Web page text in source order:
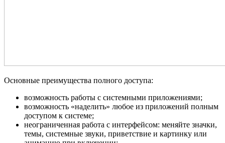
Основные преимущества полного доступа:
возможность работы с системными приложениями;
возможность «наделить» любое из приложений полным
доступом к системе;
неограниченная работа с интерфейсом: меняйте значки,
темы, системные звуки, приветствие и картинку или